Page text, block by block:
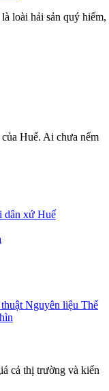
loài hải sản quý hiếm,
Huế. Ai chưa nếm
dân xứ Huế
Nguyên liệu Thế
cả thị trường và kiến